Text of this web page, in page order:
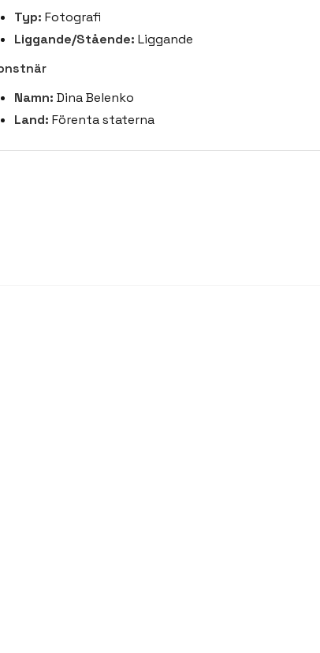
Typ: Fotografi
Liggande/Stående: Liggande
Namn: Dina Belenko
Land: Förenta staterna